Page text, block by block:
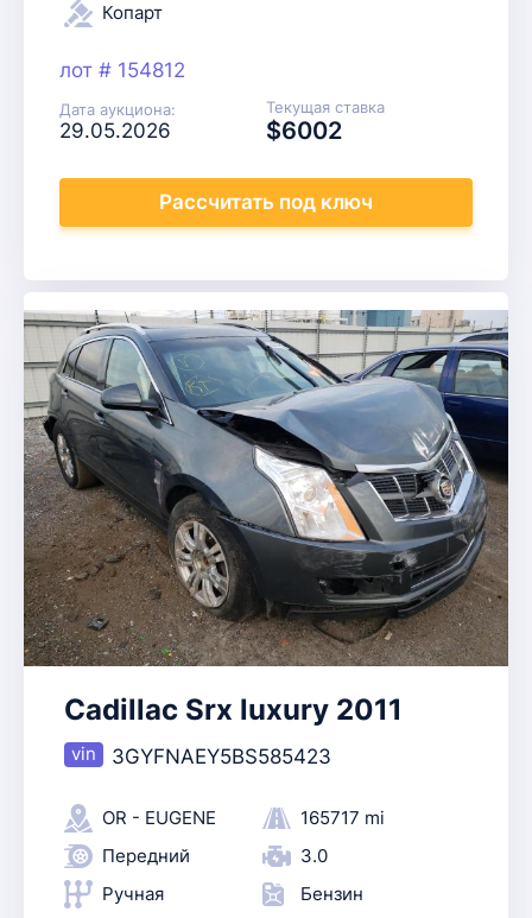
Копарт
лот # 154812
Дата аукциона:
29.05.2026
Текущая ставка
$6002
Рассчитать под ключ
Cadillac Srx luxury 2011
3GYFNAEY5BS585423
OR - EUGENE
165717 mi
Передний
3.0
Ручная
Бензин